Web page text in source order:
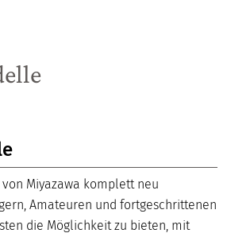
Miyazawa komplett neu
Amateuren und fortgeschrittenen
die Möglichkeit zu bieten, mit